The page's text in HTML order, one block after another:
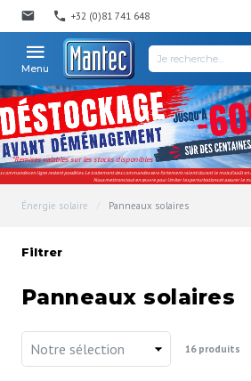
+32 (0)81 741 648
Menu
*Remises valables sur les stocks disponibles
commandes en ligne restent possibles. Le traitement des commandes sera fortement ralenti durant le mois d'août
Nous mettrons tout en œuvre pour limiter les perturbations et assurer le
Énergie solaire Panneaux solaires
Filtrer
Panneaux solaires
Tri 16produits